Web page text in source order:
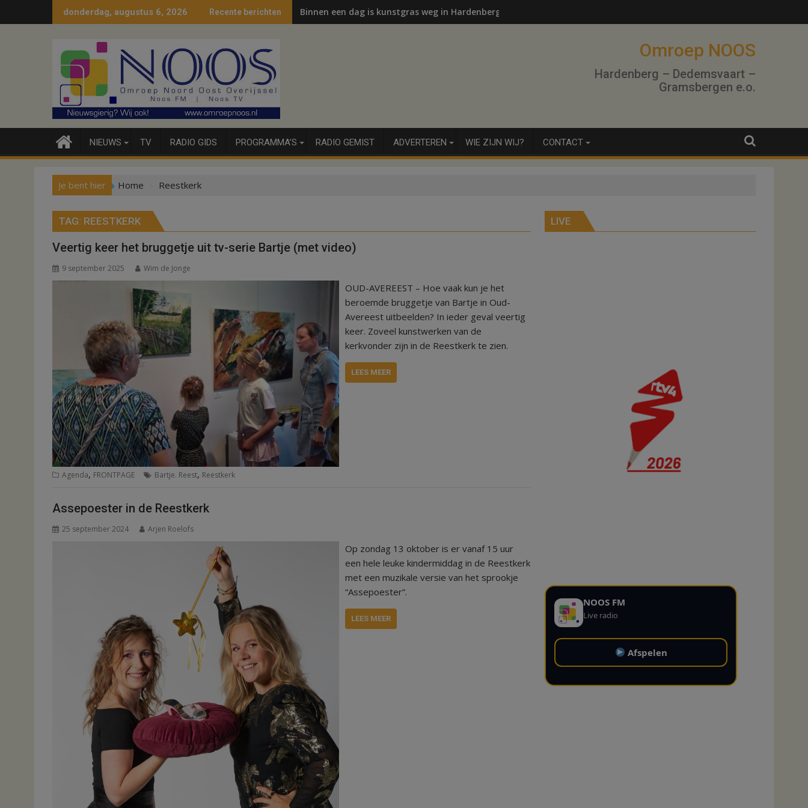
naar
donderdag, augustus 6, 2026 Recente berichten Binnen een dag is kunstgras weg in Hardenberg en Sibculo
Omroep NOOS
Hardenberg – Dedemsvaart –
Gramsbergen e.o.
NIEUWS TV RADIO GIDS PROGRAMMA’S RADIO GEMIST ADVERTEREN WIE ZIJN WIJ? CONTACT
Je bent hier Home Reestkerk
TAG: REESTKERK
Veertig keer het bruggetje uit tv-serie Bartje (met video)
9 september 2025 Wim de Jonge
OUD-AVEREEST – Hoe vaak kun je het
beroemde bruggetje van Bartje in Oud-
Avereest uitbeelden? In ieder geval veertig
keer. Zoveel kunstwerken van de
kerkvonder zijn in de Reestkerk te zien.
LEES MEER
Agenda, FRONTPAGE Bartje. Reest, Reestkerk
Assepoester in de Reestkerk
25 september 2024 Arjen Roelofs
Op zondag 13 oktober is er vanaf 15 uur
een hele leuke kindermiddag in de Reestkerk
met een muzikale versie van het sprookje
“Assepoester”.
LEES MEER
LIVE
NOOS FM
Live radio
Afspelen